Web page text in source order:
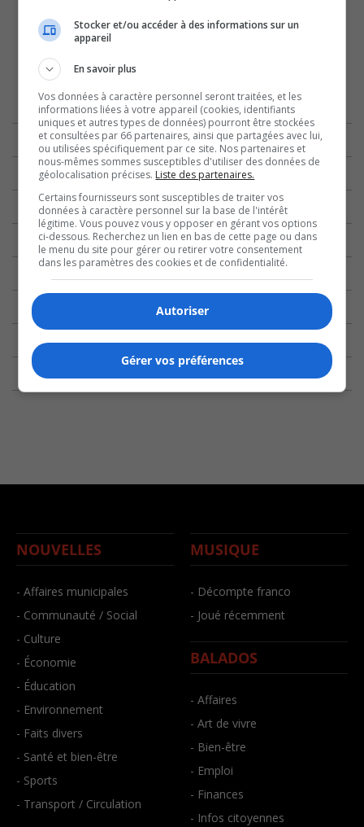
NOUVELLES
- Affaires municipales
- Communauté / Social
- Culture
- Économie
- Éducation
- Environnement
- Faits divers
- Santé et bien-être
- Sports
- Transport / Circulation
MUSIQUE
- Décompte franco
- Joué récemment
BALADOS
- Affaires
- Art de vivre
- Bien-être
- Emploi
- Finances
- Infos citoyennes
Stocker et/ou accéder à des informations sur un
appareil
En savoir plus
Vos données à caractère personnel seront traitées, et les
informations liées à votre appareil (cookies, identifiants
uniques et autres types de données) pourront être stockées
et consultées par 66 partenaires, ainsi que partagées avec lui,
ou utilisées spécifiquement par ce site. Nos partenaires et
nous-mêmes sommes susceptibles d'utiliser des données de
géolocalisation précises. Liste des partenaires.
Certains fournisseurs sont susceptibles de traiter vos
données à caractère personnel sur la base de l'intérêt
légitime. Vous pouvez vous y opposer en gérant vos options
ci-dessous. Recherchez un lien en bas de cette page ou dans
le menu du site pour gérer ou retirer votre consentement
dans les paramètres des cookies et de confidentialité.
Autoriser
Gérer vos préférences